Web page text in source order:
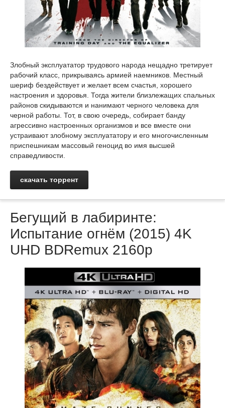
Злобный эксплуататор трудового народа нещадно третирует
рабочий класс, прикрываясь армией наемников. Местный
шериф бездействует и желает всем счастья, хорошего
настроения и здоровья. Тогда жители близлежащих спальных
районов скидываются и нанимают черного человека для
черной работы. Тот, в свою очередь, собирает банду
агрессивно настроенных организмов и все вместе они
устраивают злобному эксплуататору и его многочисленным
приспешникам массовый геноцид во имя высшей
справедливости.
скачать торрент
Бегущий в лабиринте:
Испытание огнём (2015) 4K
UHD BDRemux 2160p